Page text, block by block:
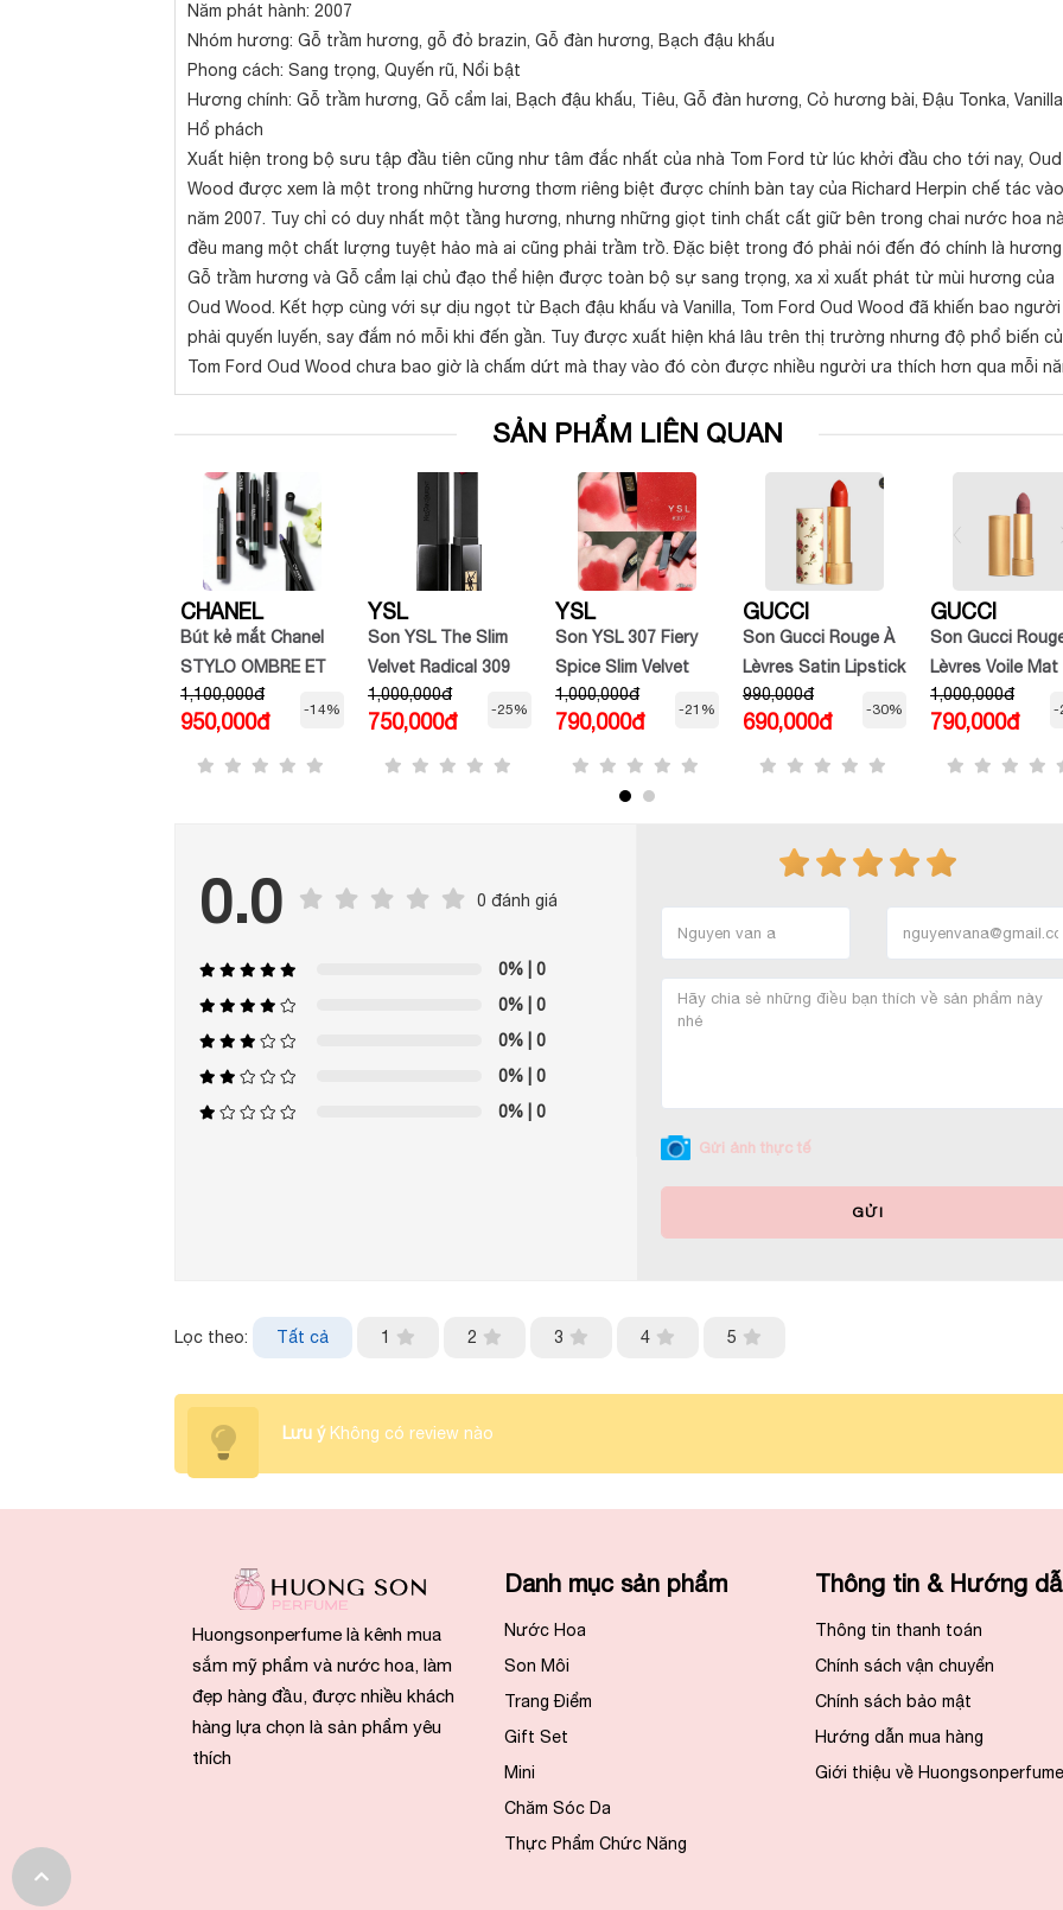
Năm phát hành: 2007
Nhóm hương: Gỗ trầm hương, gỗ đỏ brazin, Gỗ đàn hương, Bạch đậu khấu
Phong cách: Sang trọng, Quyến rũ, Nổi bật
Hương chính: Gỗ trầm hương, Gỗ cẩm lai, Bạch đậu khấu, Tiêu, Gỗ đàn hương, Cỏ hương bài, Đậu Tonka,
Hổ phách
Xuất hiện trong bộ sưu tập đầu tiên cũng như tâm đắc nhất của nhà Tom Ford từ lúc khởi đầu cho tới nay, Oud
Wood được xem là một trong những hương thơm riêng biệt được chính bàn tay của Richard Herpin chế tác vào
năm 2007. Tuy chỉ có duy nhất một tầng hương, nhưng những giọt tinh chất cất giữ bên trong chai nước hoa
đều mang một chất lượng tuyệt hảo mà ai cũng phải trầm trồ. Đặc biệt trong đó phải nói đến đó chính là hương
Gỗ trầm hương và Gỗ cẩm lại chủ đạo thể hiện được toàn bộ sự sang trọng, xa xỉ xuất phát từ mùi hương của
Oud Wood. Kết hợp cùng với sự dịu ngọt từ Bạch đậu khấu và Vanilla, Tom Ford Oud Wood đã khiến bao người
phải quyến luyến, say đắm nó mỗi khi đến gần. Tuy được xuất hiện khá lâu trên thị trường nhưng độ phổ biến
Tom Ford Oud Wood chưa bao giờ là chấm dứt mà thay vào đó còn được nhiều người ưa thích hơn qua mỗi
SẢN PHẨM LIÊN QUAN
CHANEL
Bút kẻ mắt Chanel
STYLO OMBRE ET
CONTOUR
1,100,000đ
950,000đ
-14%
YSL
Son YSL The Slim
Velvet Radical 309
Fatal Carmin Màu
rượu vang
1,000,000đ
750,000đ
-25%
YSL
Son YSL 307 Fiery
Spice Slim Velvet
Radical Màu Đỏ San
Hô
1,000,000đ
790,000đ
-21%
GUCCI
Son Gucci Rouge À
Lèvres Satin Lipstick
Màu 500 Odalie Red
990,000đ
690,000đ
-30%
GUCCI
Son Gucci
Lèvres Voile Mat
Màu 204 Peggy
Taupe Hồng Đất
1,000,000đ
790,000đ
-
0.0 0 đánh giá
0% | 0
0% | 0
0% | 0
0% | 0
0% | 0
Gửi ảnh thực tế
GỬI
Lọc theo: Tất cả 1 2 3 4 5
Lưu ýKhông có review nào
Huongsonperfume là kênh mua
sắm mỹ phẩm và nước hoa, làm
đẹp hàng đầu, được nhiều khách
hàng lựa chọn là sản phẩm yêu
thích
Danh mục sản phẩm
Nước Hoa
Son Môi
Trang Điểm
Gift Set
Mini
Chăm Sóc Da
Thực Phẩm Chức Năng
Thông tin & Hướng
Thông tin thanh toán
Chính sách vận chuyển
Chính sách bảo mật
Hướng dẫn mua hàng
Giới thiệu về Huongsonperfume